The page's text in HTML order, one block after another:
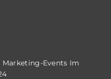
Events Im